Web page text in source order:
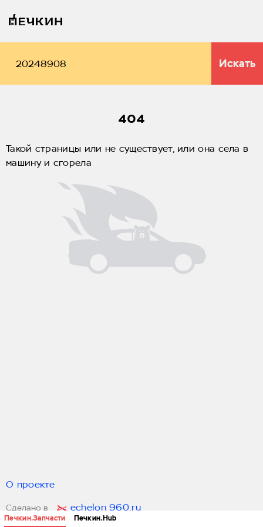
Печкин.Запчасти Печкин.Hub
Искать
404
Такой страницы или не существует, или она села в
машину и сгорела
О проекте
Сделано в echelon 960.ru